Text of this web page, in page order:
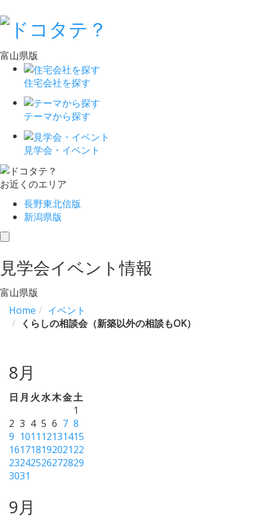
富山県版
住宅会社を探す
テーマから探す
見学会・イベント
お近くのエリア
長野東北信版
新潟県版
toggle
見学会イベント情報
富山県版
Home
イベント
くらしの相談会（新築以外の相談もOK）
8月
日 月 火水木金土
1
2 3 4 5 6 7 8
9 1011 12131415
16171819202122
23242526272829
3031
9月